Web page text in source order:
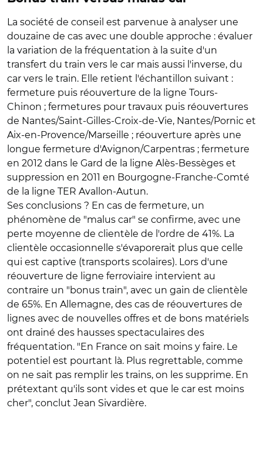
La société de conseil est parvenue à analyser une
douzaine de cas avec une double approche : évaluer
la variation de la fréquentation à la suite d'un
transfert du train vers le car mais aussi l'inverse, du
car vers le train. Elle retient l'échantillon suivant :
fermeture puis réouverture de la ligne Tours-
Chinon ; fermetures pour travaux puis réouvertures
de Nantes/Saint-Gilles-Croix-de-Vie, Nantes/Pornic et
Aix-en-Provence/Marseille ; réouverture après une
longue fermeture d'Avignon/Carpentras ; fermeture
en 2012 dans le Gard de la ligne Alès-Bessèges et
suppression en 2011 en Bourgogne-Franche-Comté
de la ligne TER Avallon-Autun.
Ses conclusions ? En cas de fermeture, un
phénomène de "malus car" se confirme, avec une
perte moyenne de clientèle de l'ordre de 41%. La
clientèle occasionnelle s'évaporerait plus que celle
qui est captive (transports scolaires). Lors d'une
réouverture de ligne ferroviaire intervient au
contraire un "bonus train", avec un gain de clientèle
de 65%. En Allemagne, des cas de réouvertures de
lignes avec de nouvelles offres et de bons matériels
ont drainé des hausses spectaculaires des
fréquentation. "En France on sait moins y faire. Le
potentiel est pourtant là. Plus regrettable, comme
on ne sait pas remplir les trains, on les supprime. En
prétextant qu'ils sont vides et que le car est moins
cher", conclut Jean Sivardière.